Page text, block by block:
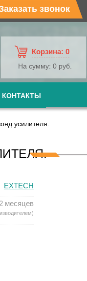
звонок
Корзина: 0
На сумму: 0 руб.
КОНТАКТЫ
усилителя.
EXTECH
месяцев